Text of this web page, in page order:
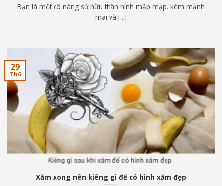
Bạn là một cô nàng sở hữu thân hình mập mạp, kém mảnh
mai và [...]
Xăm xong nên kiêng gì để có hình xăm đẹp
29
Th6